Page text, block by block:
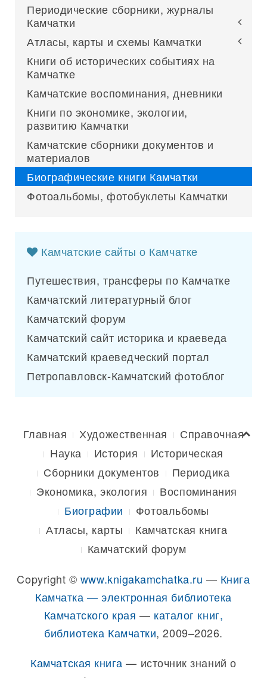
Периодические сборники, журналы
Камчатки
Атласы, карты и схемы Камчатки
Книги об исторических событиях на
Камчатке
Камчатские воспоминания, дневники
Книги по экономике, экологии,
развитию Камчатки
Камчатские сборники документов и
материалов
Биографические книги Камчатки
Фотоальбомы, фотобуклеты Камчатки
Камчатские сайты о Камчатке
Путешествия, трансферы по Камчатке
Камчатский литературный блог
Камчатский форум
Камчатский сайт историка и краеведа
Камчатский краеведческий портал
Петропавловск-Камчатский фотоблог
Главная Художественная
Справочная
Наука
История
Историческая
Сборники документов
Периодика
Экономика, экология
Воспоминания
Биографии
Фотоальбомы
Атласы, карты
Камчатская книга
Камчатский форум
Copyright © www.knigakamchatka.ru — Книга
Камчатка — электронная библиотека
Камчатского края — каталог книг,
библиотека Камчатки, 2009–2026.
Камчатская книга — источник знаний о